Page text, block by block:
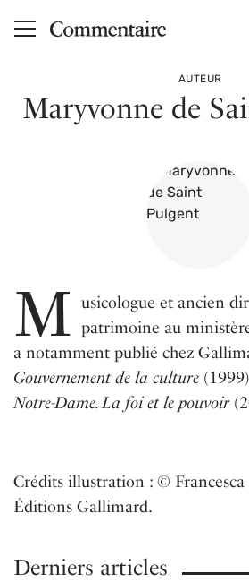
Aller au contenu principal
AUTEUR
Maryvonne de
M usicologue et ancien
patrimoine au
a notamment publié chez
Gouvernement de la culture
Notre-Dame. La foi et le pouvoir
Crédits illustration : ©
Éditions Gallimard.
Derniers articles